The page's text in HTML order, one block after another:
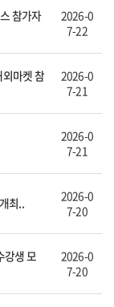
참가자
2026-0
7-22
마켓 참
2026-0
7-21
2026-0
7-21
최..
2026-0
7-20
강생 모
2026-0
7-20